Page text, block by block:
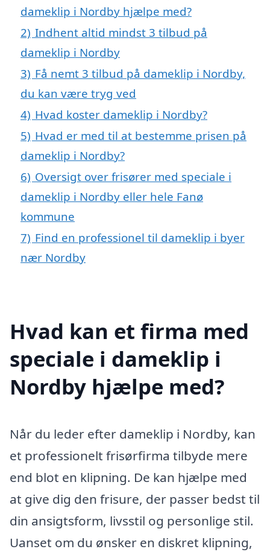
dameklip i Nordby hjælpe med?
2) Indhent altid mindst 3 tilbud på
dameklip i Nordby
3) Få nemt 3 tilbud på dameklip i Nordby,
du kan være tryg ved
4) Hvad koster dameklip i Nordby?
5) Hvad er med til at bestemme prisen på
dameklip i Nordby?
6) Oversigt over frisører med speciale i
dameklip i Nordby eller hele Fanø
kommune
7) Find en professionel til dameklip i byer
nær Nordby
Hvad kan et firma med
speciale i dameklip i
Nordby hjælpe med?
Når du leder efter dameklip i Nordby, kan
et professionelt frisørfirma tilbyde mere
end blot en klipning. De kan hjælpe med
at give dig den frisure, der passer bedst til
din ansigtsform, livsstil og personlige stil.
Uanset om du ønsker en diskret klipning,